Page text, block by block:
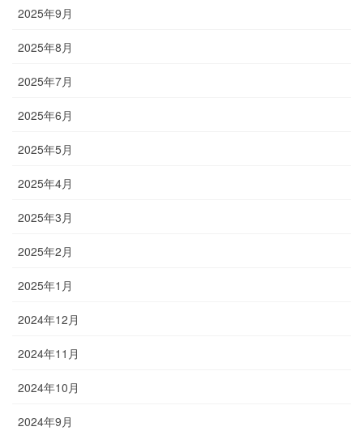
2025年9月
2025年8月
2025年7月
2025年6月
2025年5月
2025年4月
2025年3月
2025年2月
2025年1月
2024年12月
2024年11月
2024年10月
2024年9月